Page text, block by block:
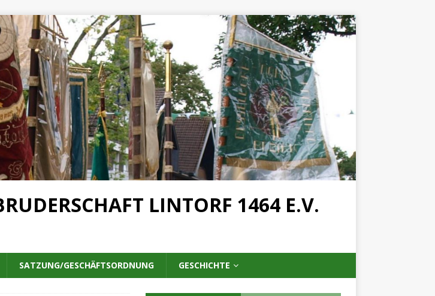
LINTORF 1464 E.V.
SATZUNG/GESCHÄFTSORDNUNG GESCHICHTE